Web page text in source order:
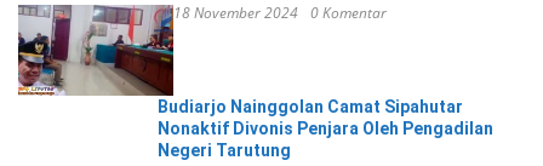
18 November 2024 0 Komentar
Budiarjo Nainggolan Camat Sipahutar
Nonaktif Divonis Penjara Oleh Pengadilan
Negeri Tarutung